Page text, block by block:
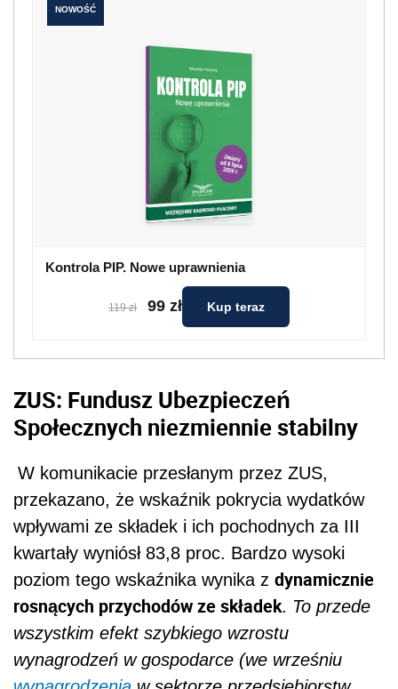
NOWOŚĆ
Kontrola PIP. Nowe uprawnienia
119 zł 99 zł Kup teraz
ZUS: Fundusz Ubezpieczeń
Społecznych niezmiennie stabilny
W komunikacie przesłanym przez ZUS,
przekazano, że wskaźnik pokrycia wydatków
wpływami ze składek i ich pochodnych za III
kwartały wyniósł 83,8 proc. Bardzo wysoki
poziom tego wskaźnika wynika z dynamicznie
rosnących przychodów ze składek. To przede
wszystkim efekt szybkiego wzrostu
wynagrodzeń w gospodarce (we wrześniu